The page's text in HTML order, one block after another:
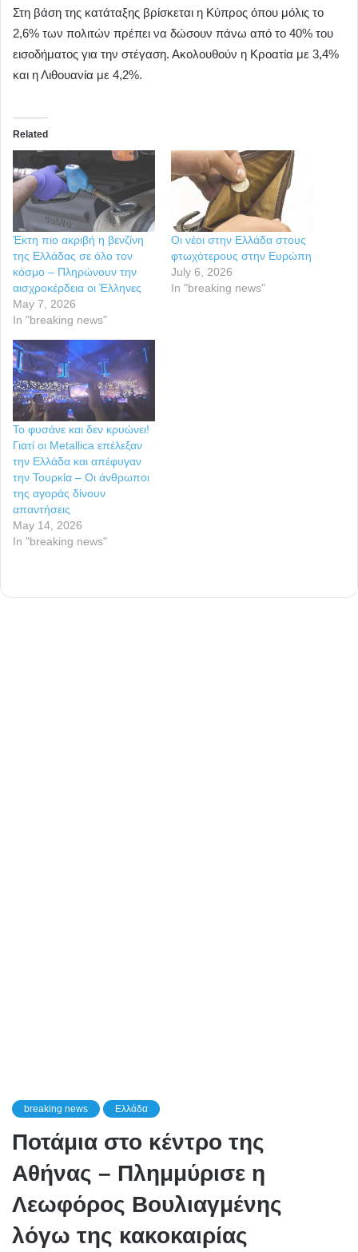
Στη βάση της κατάταξης βρίσκεται η Κύπρος όπου μόλις το
2,6% των πολιτών πρέπει να δώσουν πάνω από το 40% του
εισοδήματος για την στέγαση. Ακολουθούν η Κροατία με 3,4%
και η Λιθουανία με 4,2%.
Related
Έκτη πιο ακριβή η βενζίνη
της Ελλάδας σε όλο τον
κόσμο – Πληρώνουν την
αισχροκέρδεια οι Έλληνες
May 7, 2026
In "breaking news"
Οι νέοι στην Ελλάδα στους
φτωχότερους στην Ευρώπη
July 6, 2026
In "breaking news"
Το φυσάνε και δεν κρυώνει!
Γιατί οι Metallica επέλεξαν
την Ελλάδα και απέφυγαν
την Τουρκία – Οι άνθρωποι
της αγοράς δίνουν
απαντήσεις
May 14, 2026
In "breaking news"